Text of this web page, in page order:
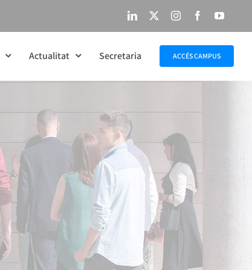
LinkedIn InstagramFacebook
Actualitat Secretaria ACCÉS CAMPUS